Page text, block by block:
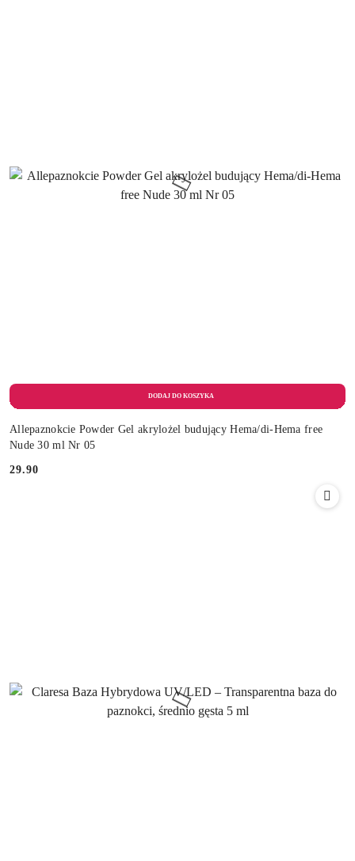
Allepaznokcie Powder Gel akrylożel budujący Hema/di-Hema free
Nude 30 ml Nr 05
Cena:
29.90